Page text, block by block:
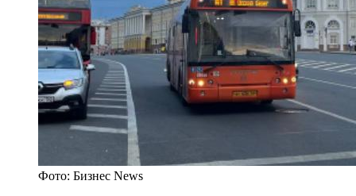
Фото: Бизнес News